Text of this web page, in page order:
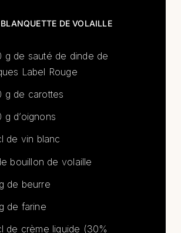
DE VOLAILLE
g de sauté de dinde de
Label Rouge
g de carottes
g d’oignons
de vin blanc
bouillon de volaille
de beurre
de farine
de crème liquide (30%